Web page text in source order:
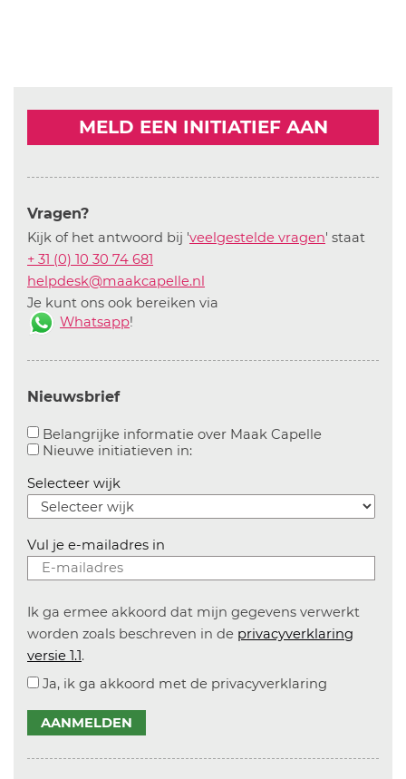
MELD EEN INITIATIEF AAN
Vragen?
Kijk of het antwoord bij 'veelgestelde vragen' staat
+ 31 (0) 10 30 74 681
helpdesk@maakcapelle.nl
Je kunt ons ook bereiken via
Whatsapp!
Nieuwsbrief
Belangrijke informatie over Maak CapelleAanvinken
Nieuwe initiatieven in:Aanvinken om informatie over
Selecteer wijk
Vul je e-mailadres in
Ik ga ermee akkoord dat mijn gegevens verwerkt
worden zoals beschreven in de privacyverklaring
versie 1.1.
Ja, ik ga akkoord met de privacyverklaring
AANMELDEN